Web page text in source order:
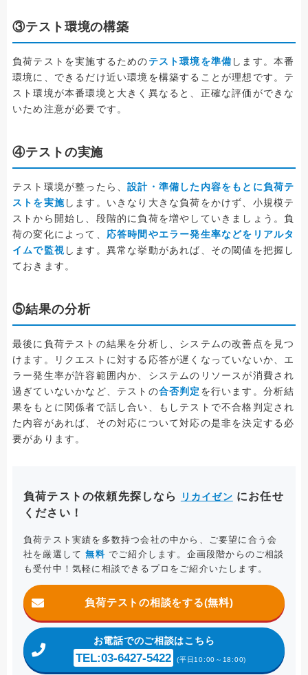
③テスト環境の構築
負荷テストを実施するためのテスト環境を準備 します。本番
環境に、できるだけ近い環境を構築することが理想です。テ
スト環境が本番環境と大きく異なると、正確な評価ができな
いため注意が必要です。
④テストの実施
テスト環境が整ったら、設計・準備した内容をもとに負荷テ
ストを実施します。いきなり大きな負荷をかけず、小規模テ
ストから開始し、段階的に負荷を増やしていきましょう。負
荷の変化によって、 応答時間やエラー発生率などをリアルタ
イムで監視 します。異常な挙動があれば、その閾値を把握し
ておきます。
⑤結果の分析
最後に負荷テストの結果を分析し、システムの改善点を見つ
けます。リクエストに対する応答が遅くなっていないか、エ
ラー発生率が許容範囲内か、システムのリソースが消費され
過ぎていないかなど、テストの合否判定 を行います。分析結
果をもとに関係者で話し合い、もしテストで不合格判定され
た内容があれば、その対応について対応の是非を決定する必
要があります。
負荷テストの依頼先探しなら リカイゼン にお任せ
ください！
負荷テスト実績を多数持つ会社の中から、ご要望に合う会
社を厳選して無料でご紹介します。企画段階からのご相談
も受付中！気軽に相談できるプロをご紹介いたします。
負荷テストの相談をする(無料)
お電話でのご相談はこちら
TEL:03-6427-5422 (平日10:00～18:00)